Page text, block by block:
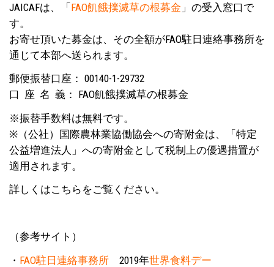
JAICAFは、「FAO飢餓撲滅草の根募金 」の受入窓口で
す。
お寄せ頂いた募金は、その全額がFAO駐日連絡事務所を
通じて本部へ送られます。
郵便振替口座： 00140-1-29732
口 座 名 義： FAO飢餓撲滅草の根募金
※振替手数料は無料です。
※（公社）国際農林業協働協会への寄附金は、「特定
公益増進法人」への寄附金として税制上の優遇措置が
適用されます。
詳しくはこちらをご覧ください。
（参考サイト）
・ FAO駐日連絡事務所 2019年世界食料デー